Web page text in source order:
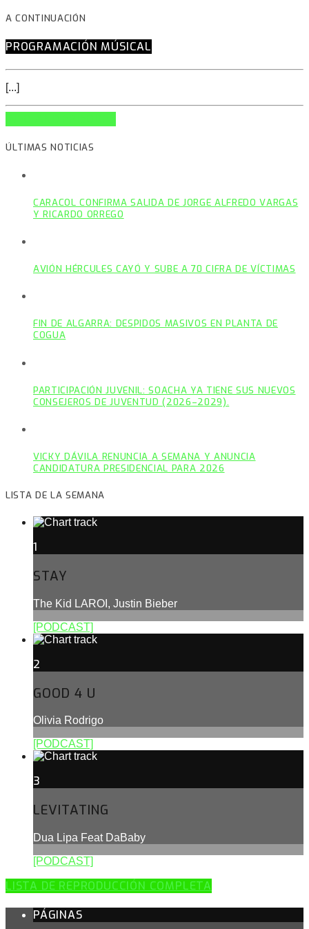
A CONTINUACIÓN
PROGRAMACIÓN MÚSICAL
[...]
ÚLTIMAS NOTICIAS
CARACOL CONFIRMA SALIDA DE JORGE ALFREDO VARGAS
Y RICARDO ORREGO
AVIÓN HÉRCULES CAYÓ Y SUBE A 70 CIFRA DE VÍCTIMAS
FIN DE ALGARRA: DESPIDOS MASIVOS EN PLANTA DE
COGUA
PARTICIPACIÓN JUVENIL: SOACHA YA TIENE SUS NUEVOS
CONSEJEROS DE JUVENTUD (2026–2029).
VICKY DÁVILA RENUNCIA A SEMANA Y ANUNCIA
CANDIDATURA PRESIDENCIAL PARA 2026
LISTA DE LA SEMANA
1
STAY
The Kid LAROI, Justin Bieber
[PODCAST]
2
GOOD 4 U
Olivia Rodrigo
[PODCAST]
3
LEVITATING
Dua Lipa Feat DaBaby
[PODCAST]
LISTA DE REPRODUCCIÓN COMPLETA
PÁGINAS